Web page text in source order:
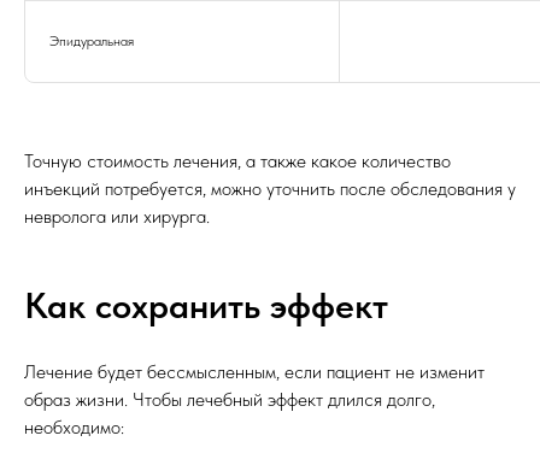
Эпидуральная
Точную стоимость лечения, а также какое количество
инъекций потребуется, можно уточнить после обследования у
невролога или хирурга.
Как сохранить эффект
Лечение будет бессмысленным, если пациент не изменит
образ жизни. Чтобы лечебный эффект длился долго,
необходимо: